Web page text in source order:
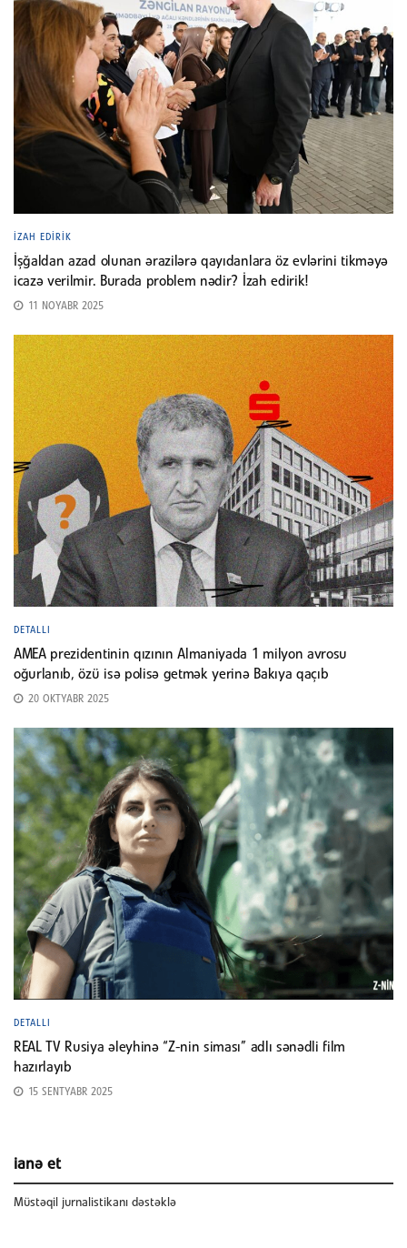
İZAH EDIRIK
İşğaldan azad olunan ərazilərə qayıdanlara öz evlərini tikməyə
icazə verilmir. Burada problem nədir? İzah edirik!
11 NOYABR 2025
DETALLI
AMEA prezidentinin qızının Almaniyada 1 milyon avrosu
oğurlanıb, özü isə polisə getmək yerinə Bakıya qaçıb
20 OKTYABR 2025
DETALLI
REAL TV Rusiya əleyhinə “Z-nin siması” adlı sənədli film
hazırlayıb
15 SENTYABR 2025
ianə et
Müstəqil jurnalistikanı dəstəklə